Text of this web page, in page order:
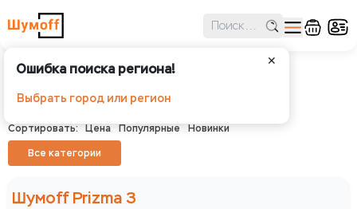
✕
Ошибка поиска региона!
Выбрать город или регион
Шумоизоляция
Сортировать: Цена Популярные Новинки
Все категории
Шумoff Prizma 3